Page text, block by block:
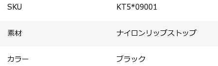
背面に付属。
SKU KT5*09001
素材 ナイロンリップストップ
カラー ブラック